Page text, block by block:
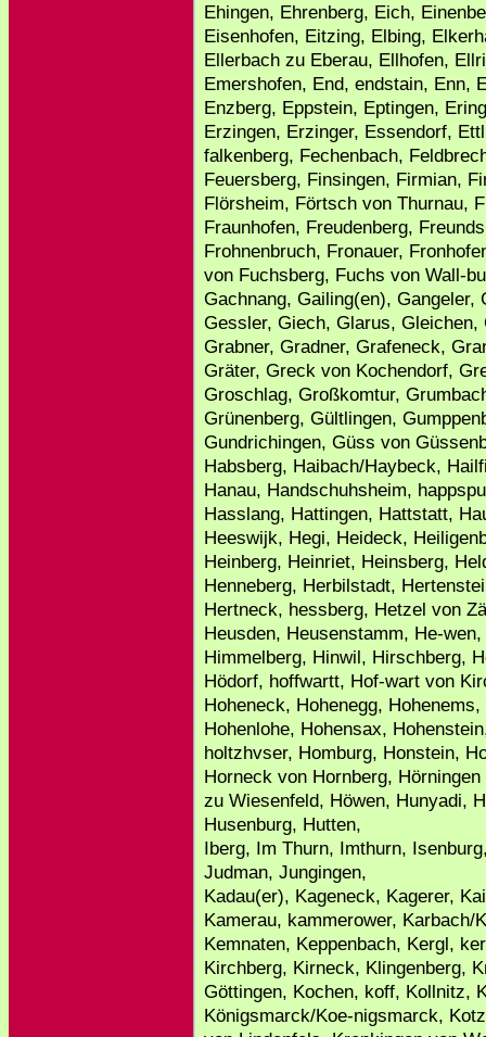
Ehingen, Ehrenberg, Eich,
Eisenhofen, Eitzing, Elbing,
Ellerbach zu Eberau, Ellhofen,
Emershofen, End, endstain, Enn,
Enzberg, Eppstein, Eptingen,
Erzingen, Erzinger, Essendorf,
falkenberg, Fechenbach,
Feuersberg, Finsingen, Firmian,
Flörsheim, Förtsch von Thurnau,
Fraunhofen, Freudenberg,
Frohnenbruch, Fronauer,
von Fuchsberg, Fuchs von Wall-
Gachnang, Gailing(en), Gangeler,
Gessler, Giech, Glarus,
Grabner, Gradner, Grafeneck,
Gräter, Greck von Kochendorf,
Groschlag, Großkomtur,
Grünenberg, Gültlingen,
Gundrichingen, Güss von
Habsberg, Haibach/Haybeck,
Hanau, Handschuhsheim,
Hasslang, Hattingen, Hattstatt,
Heeswijk, Hegi, Heideck,
Heinberg, Heinriet, Heinsberg,
Henneberg, Herbilstadt,
Hertneck, hessberg, Hetzel von
Heusden, Heusenstamm, He-
Himmelberg, Hinwil, Hirschberg,
Hödorf, hoffwartt, Hof-wart von
Hoheneck, Hohenegg,
Hohenlohe, Hohensax,
holtzhvser, Homburg, Honstein,
Horneck von Hornberg,
zu Wiesenfeld, Höwen, Hunyadi,
Husenburg, Hutten,
Iberg, Im Thurn, Imthurn,
Judman, Jungingen,
Kadau(er), Kageneck, Kagerer,
Kamerau, kammerower, Karbach/
Kemnaten, Keppenbach, Kergl,
Kirchberg, Kirneck, Klingenberg,
Göttingen, Kochen, koff, Kollnitz,
Königsmarck/Koe-nigsmarck,